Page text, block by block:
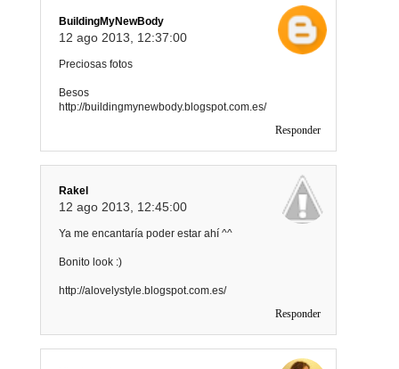
BuildingMyNewBody
12 ago 2013, 12:37:00
Preciosas fotos
Besos
http://buildingmynewbody.blogspot.com.es/
Responder
Rakel
12 ago 2013, 12:45:00
Ya me encantaría poder estar ahí ^^
Bonito look :)
http://alovelystyle.blogspot.com.es/
Responder